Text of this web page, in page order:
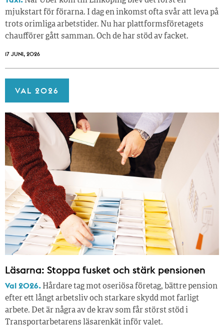
mjukstart för förarna. I dag en inkomst ofta svår att leva på
trots orimliga arbetstider. Nu har plattformsföretagets
chaufförer gått samman. Och de har stöd av facket.
17 JUNI, 2026
VAL 2026
Läsarna: Stoppa fusket och stärk pensionen
Val 2026. Hårdare tag mot oseriösa företag, bättre pension
efter ett långt arbetsliv och starkare skydd mot farligt
arbete. Det är några av de krav som får störst stöd i
Transportarbetarens läsar­enkät inför valet.